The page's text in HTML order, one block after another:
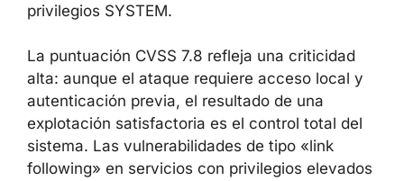
hacia archivos o directorios arbitrarios con
La puntuación CVSS 7.8 refleja una criticidad
alta: aunque el ataque requiere acceso local y
autenticación previa, el resultado de una
explotación satisfactoria es el control total del
sistema. Las vulnerabilidades de tipo «link